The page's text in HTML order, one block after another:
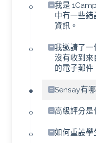
我是
中有一些錯
資訊。
我邀請了一
沒有收到來
的電子郵件
Sensay有
高級評分是
如何重設學